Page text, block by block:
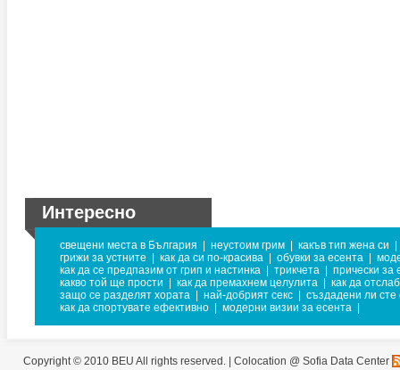
Интересно
свещени места в България неустоим грим какъв тип жена си
грижи за устните
как да си по-красива обувки за есента
как да се предпазим от грип и настинка
трикчета
прически за
какво той ще прости
как да премахнем целулита
как да
защо се разделят хората
най-добрият секс
създадени ли сте
как да спортувате ефективно
модерни визии за есента
Copyright © 2010 BEU All rights reserved. | Colocation @ Sofia Data Center